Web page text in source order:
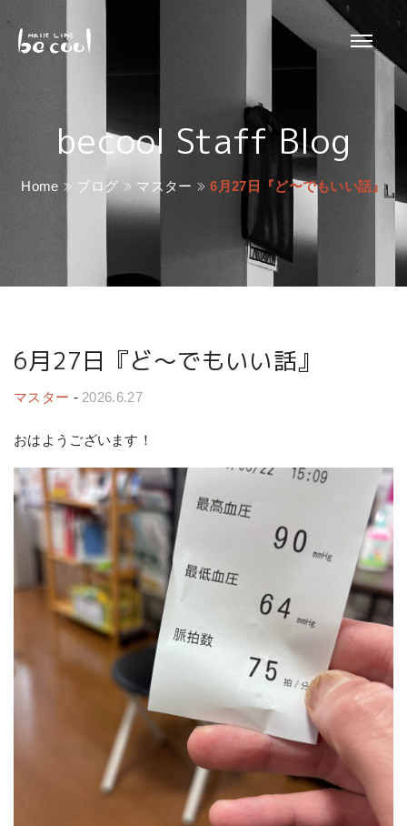
becool Staff Blog
Home ブログ マスター 6月27日『ど〜でもいい話』
6月27日『ど〜でもいい話』
マスター - 2026.6.27
おはようございます！